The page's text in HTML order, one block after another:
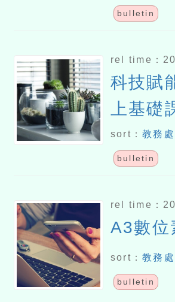
bulletin
rel time：
科技賦
上基礎
sort：教務
bulletin
rel time：
A3數位
sort：教務
bulletin